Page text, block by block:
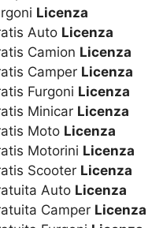
Licenza
Auto Licenza
Camion Licenza
Camper Licenza
Furgoni Licenza
Minicar Licenza
Moto Licenza
Motorini Licenza
Scooter Licenza
Auto Licenza
Camper Licenza